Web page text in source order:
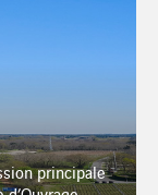
principale